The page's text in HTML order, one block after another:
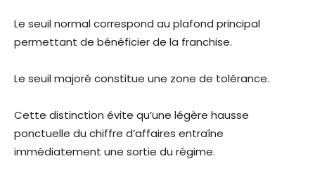
Le seuil normal correspond au plafond principal
permettant de bénéficier de la franchise.
Le seuil majoré constitue une zone de tolérance.
Cette distinction évite qu’une légère hausse
ponctuelle du chiffre d’affaires entraîne
immédiatement une sortie du régime.